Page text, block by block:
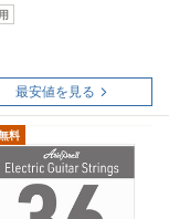
最安値を見る
料